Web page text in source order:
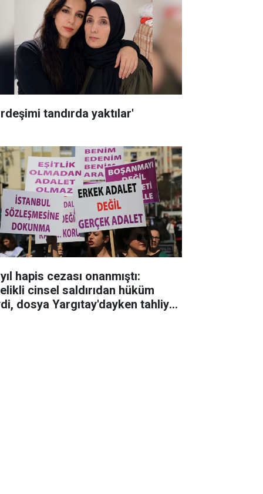
tandırda yaktılar'
hapis cezası onanmıştı:
cinsel saldırıdan hüküm
dosya Yargıtay'dayken tahliye